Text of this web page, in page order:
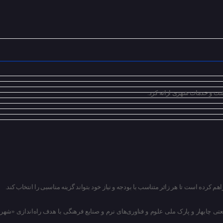
و خدمات شهری ارائه کرد.
است تا هر زائر متناسب با بودجه و نیاز خود بتواند گزینه مناسبی را انتخاب کند.
چابهار و پارک ملی علوم و فناوری‌های نرم و صنایع فرهنگی با هدف راه‌اندازی «شهر